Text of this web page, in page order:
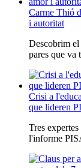
Carme Thió
i autoritat
Descobrim
pares que va
Crisi a
que lideren
Tres
l'informe